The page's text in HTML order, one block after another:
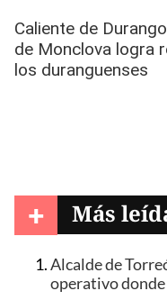
+ Más
Alcalde de
operativo donde